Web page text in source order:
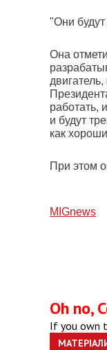
"Они
Она
работать,
и будут
как
При этом
МIGnews
Oh no,
If you own